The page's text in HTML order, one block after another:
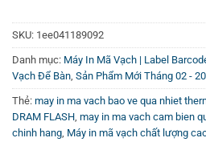
hiệu quả từ máy in tem.
Tổng Kết
Máy in tem tốc độ cao không
gian in ấn mà còn tạo ra những
bền bỉ theo thời gian. Được trang
SKU: 1ee041189092
Danh mục: Máy In Mã Vạch | Label
Vạch Để Bàn, Sản Phẩm Mới Tháng 02 -
Thẻ: may in ma vach bao ve qua nhiet
DRAM FLASH, may in ma vach cam bien
chinh hang, Máy in mã vạch chất lượng